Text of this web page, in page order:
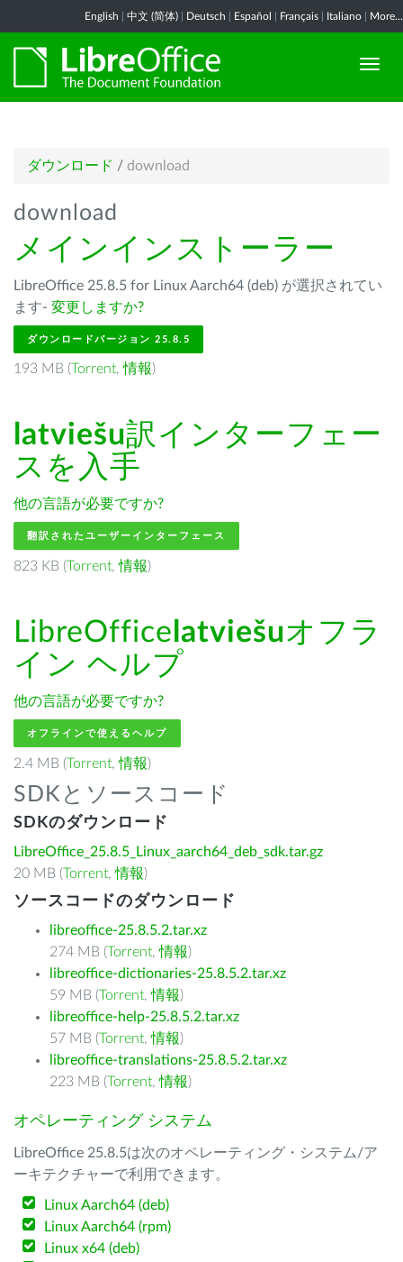
English 中文 (简体) Deutsch Español Français Italiano More...
ダウンロード / download
download
メインインストーラー
LibreOffice 25.8.5 for Linux Aarch64 (deb) が選択されてい
ます- 変更しますか?
ダウンロードバージョン 25.8.5
193 MB (Torrent,情報)
latviešu訳インターフェー
スを入手
他の言語が必要ですか?
翻訳されたユーザーインターフェース
823 KB (Torrent,情報)
LibreOffice latviešuオフラ
イン ヘルプ
他の言語が必要ですか?
オフラインで使えるヘルプ
2.4 MB (Torrent,情報)
SDKとソースコード
SDKのダウンロード
LibreOffice_25.8.5_Linux_aarch64_deb_sdk.tar.gz
20 MB (Torrent,情報)
ソースコードのダウンロード
libreoffice-25.8.5.2.tar.xz
274 MB (Torrent,情報)
libreoffice-dictionaries-25.8.5.2.tar.xz
59 MB (Torrent,情報)
libreoffice-help-25.8.5.2.tar.xz
57 MB (Torrent,情報)
libreoffice-translations-25.8.5.2.tar.xz
223 MB (Torrent,情報)
オペレーティング システム
LibreOffice 25.8.5は次のオペレーティング・システム/ア
ーキテクチャーで利用できます。
Linux Aarch64 (deb)
Linux Aarch64 (rpm)
Linux x64 (deb)